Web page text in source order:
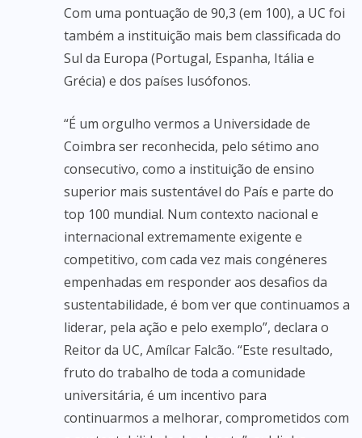
Com uma pontuação de 90,3 (em 100), a UC foi
também a instituição mais bem classificada do
Sul da Europa (Portugal, Espanha, Itália e
Grécia) e dos países lusófonos.
“É um orgulho vermos a Universidade de
Coimbra ser reconhecida, pelo sétimo ano
consecutivo, como a instituição de ensino
superior mais sustentável do País e parte do
top 100 mundial. Num contexto nacional e
internacional extremamente exigente e
competitivo, com cada vez mais congéneres
empenhadas em responder aos desafios da
sustentabilidade, é bom ver que continuamos a
liderar, pela ação e pelo exemplo”, declara o
Reitor da UC, Amílcar Falcão. “Este resultado,
fruto do trabalho de toda a comunidade
universitária, é um incentivo para
continuarmos a melhorar, comprometidos com